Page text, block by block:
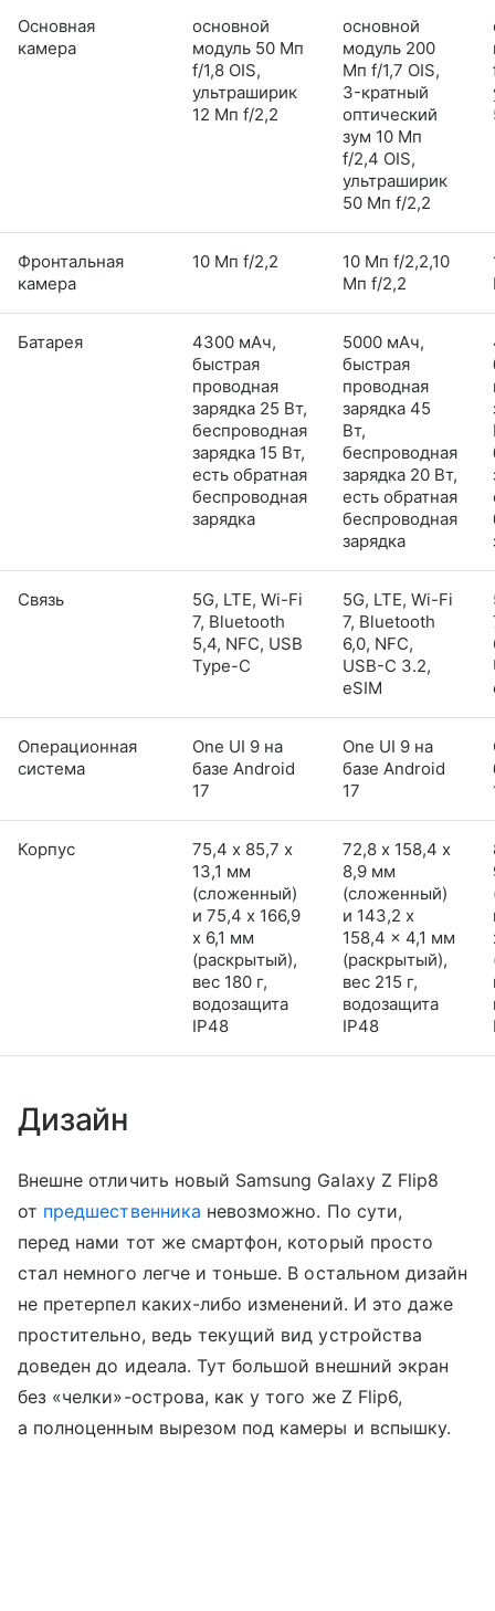
Основная
камера
основной
модуль 50 Мп
f/1,8 OIS,
ультраширик
12 Мп f/2,2
основной
модуль 200
Мп f/1,7 OIS,
3-кратный
оптический
зум 10 Мп
f/2,4 OIS,
ультраширик
50 Мп f/2,2
Фронтальная
камера
10 Мп f/2,2
10 Мп f/2,2,10
Мп f/2,2
Батарея
4300 мАч,
быстрая
проводная
зарядка 25 Вт,
беспроводная
зарядка 15 Вт,
есть обратная
беспроводная
зарядка
5000 мАч,
быстрая
проводная
зарядка 45
Вт,
беспроводная
зарядка 20 Вт,
есть обратная
беспроводная
зарядка
Связь
5G, LTE, Wi-Fi
7, Bluetooth
5,4, NFC, USB
Type-C
5G, LTE, Wi-Fi
7, Bluetooth
6,0, NFC,
USB-C 3.2,
eSIM
Операционная
система
One UI 9 на
базе Android
17
One UI 9 на
базе Android
17
Корпус
75,4 х 85,7 х
13,1 мм
(сложенный)
и 75,4 x 166,9
x 6,1 мм
(раскрытый),
вес 180 г,
водозащита
IP48
72,8 х 158,4 х
8,9 мм
(сложенный)
и 143,2 x
158,4 x 4,1 мм
(раскрытый),
вес 215 г,
водозащита
IP48
Дизайн
Внешне отличить новый Samsung Galaxy Z Flip8
от предшественника невозможно. По сути,
перед нами тот же смартфон, который просто
стал немного легче и тоньше. В остальном дизайн
не претерпел каких-либо изменений. И это даже
простительно, ведь текущий вид устройства
доведен до идеала. Тут большой внешний экран
без «челки»-острова, как у того же Z Flip6,
а полноценным вырезом под камеры и вспышку.